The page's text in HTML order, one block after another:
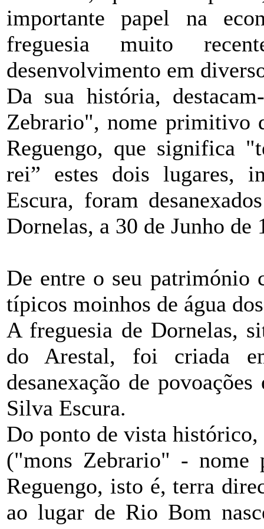
importante papel na
freguesia muito
desenvolvimento em
Da sua história,
Zebrario", nome primitivo
Reguengo, que significa
rei” estes dois lugares,
Escura, foram
Dornelas, a 30 de Junho de
De entre o seu património
típicos moinhos de água
A freguesia de Dornelas,
do Arestal, foi criada
desanexação de
Silva Escura.
Do ponto de vista
("mons Zebrario" - nome
Reguengo, isto é, terra
ao lugar de Rio Bom